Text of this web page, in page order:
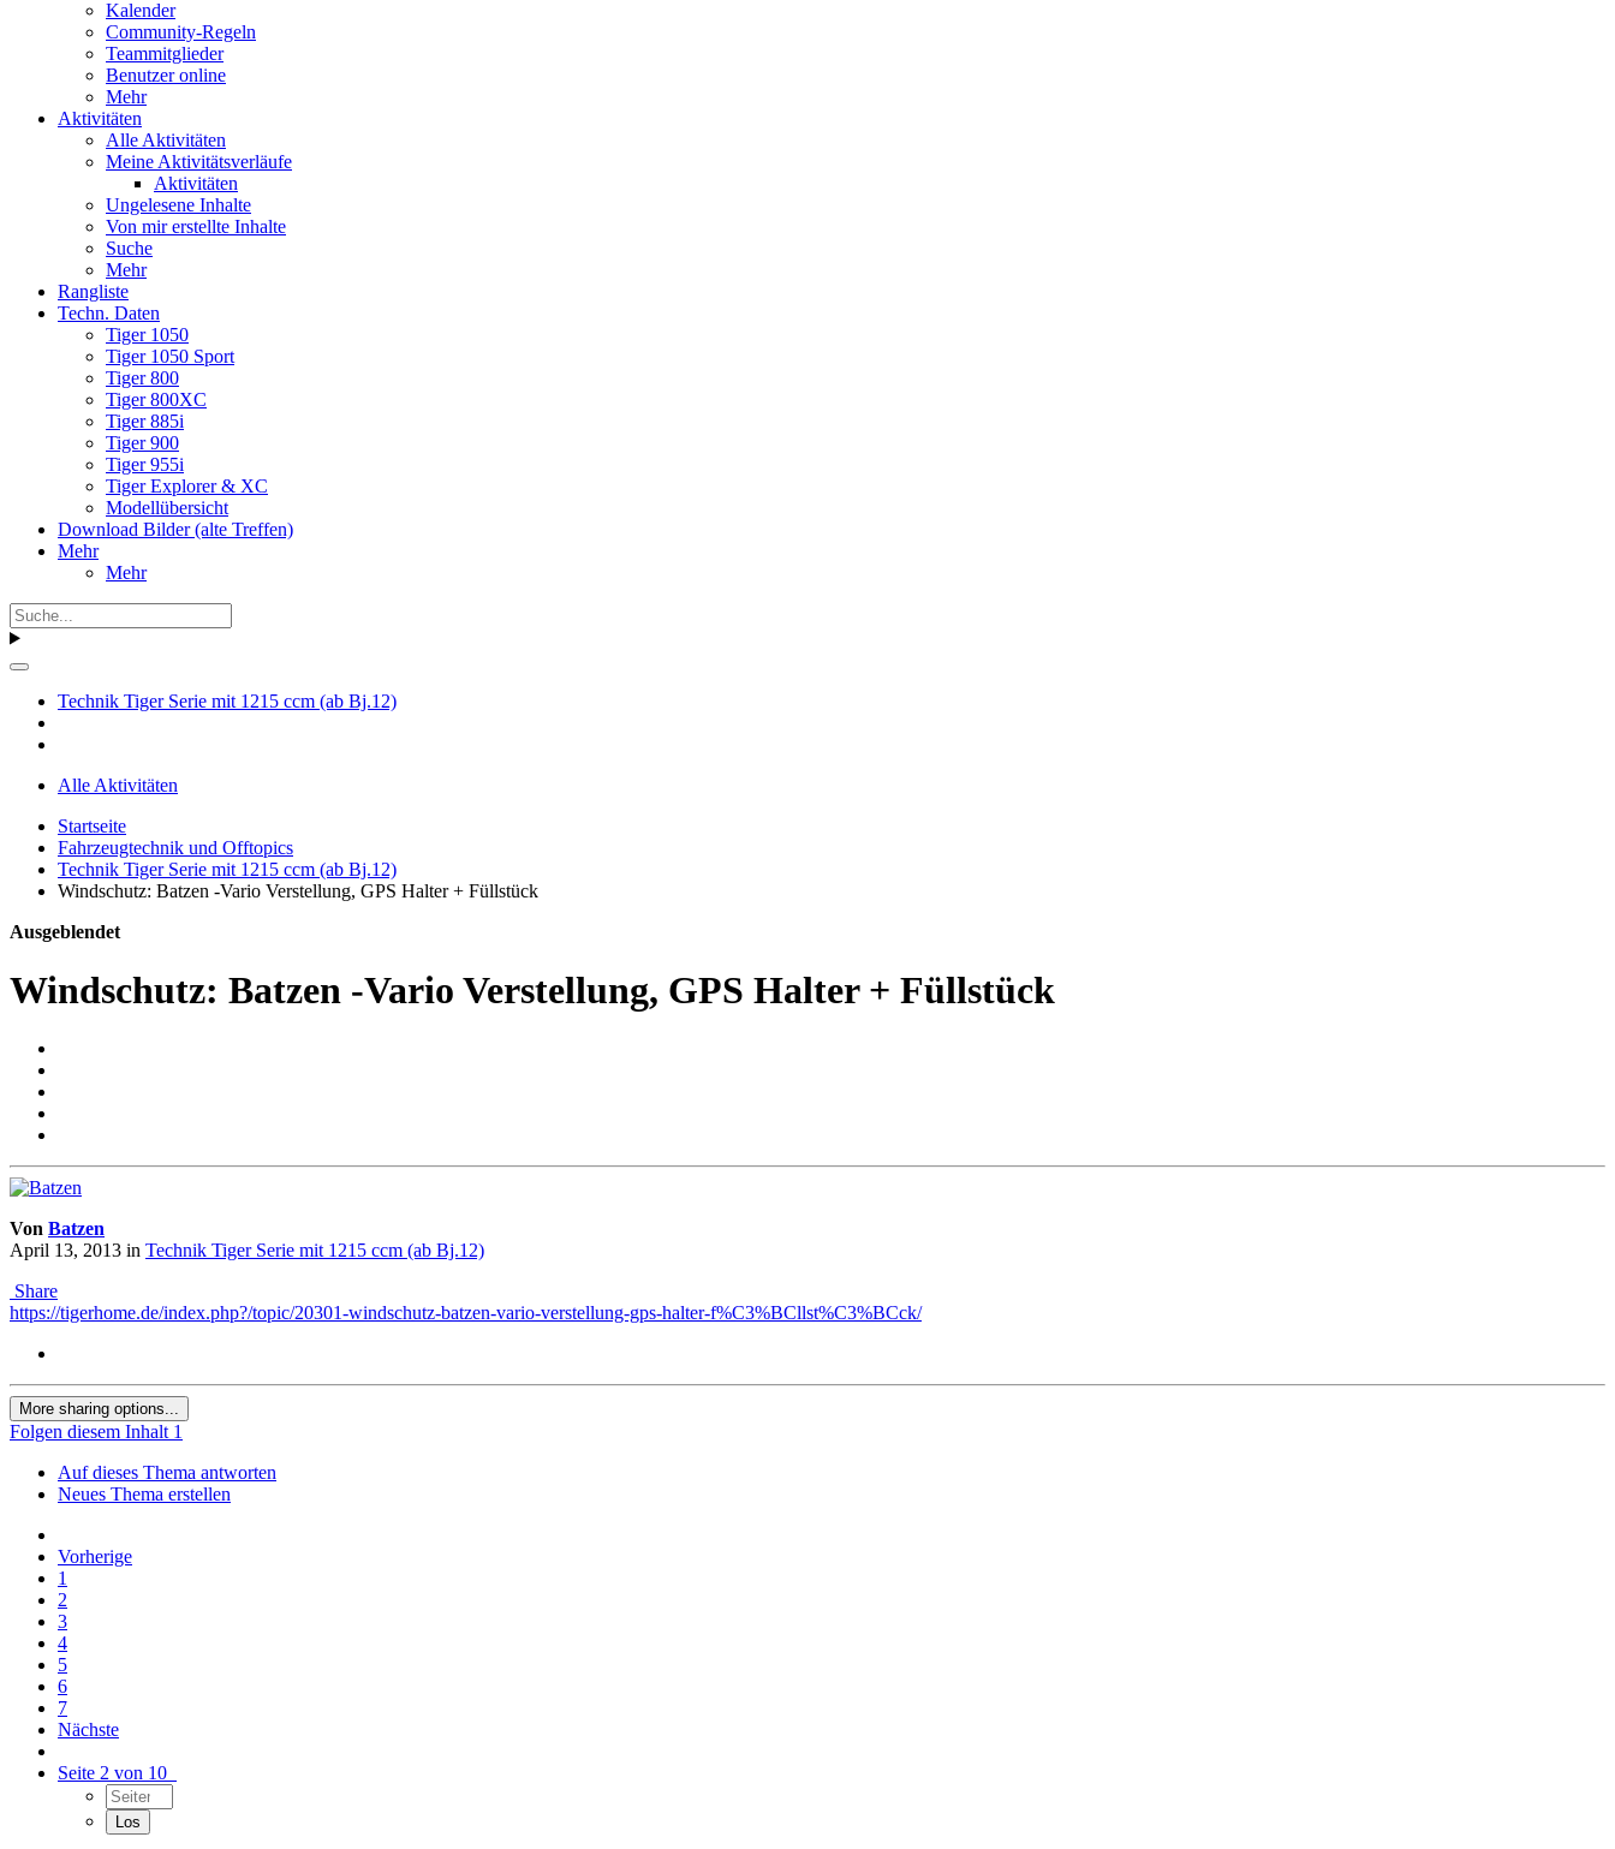
Kalender
Community-Regeln
Teammitglieder
Benutzer online
Mehr
Aktivitäten
Alle Aktivitäten
Meine Aktivitätsverläufe
Aktivitäten
Ungelesene Inhalte
Von mir erstellte Inhalte
Suche
Mehr
Rangliste
Techn. Daten
Tiger 1050
Tiger 1050 Sport
Tiger 800
Tiger 800XC
Tiger 885i
Tiger 900
Tiger 955i
Tiger Explorer & XC
Modellübersicht
Download Bilder (alte Treffen)
Mehr
Mehr
Technik Tiger Serie mit 1215 ccm (ab Bj.12)
Alle Aktivitäten
Startseite
Fahrzeugtechnik und Offtopics
Technik Tiger Serie mit 1215 ccm (ab Bj.12)
Windschutz: Batzen -Vario Verstellung, GPS Halter + Füllstück
Ausgeblendet
Windschutz: Batzen -Vario Verstellung, GPS Halter + Füllstück
Von Batzen
April 13, 2013 in Technik Tiger Serie mit 1215 ccm (ab Bj.12)
Share
https://tigerhome.de/index.php?/topic/20301-windschutz-batzen-vario-verstellung-gps-halter-f%C3%BCllst%C3%BCck/
More sharing options...
Folgen diesem Inhalt 1
Auf dieses Thema antworten
Neues Thema erstellen
Vorherige
1
2
3
4
5
6
7
Nächste
Seite 2 von 10